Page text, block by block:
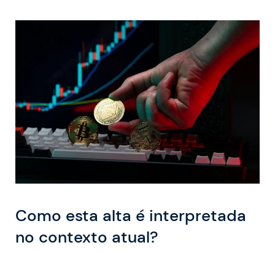
Como esta alta é interpretada
no contexto atual?